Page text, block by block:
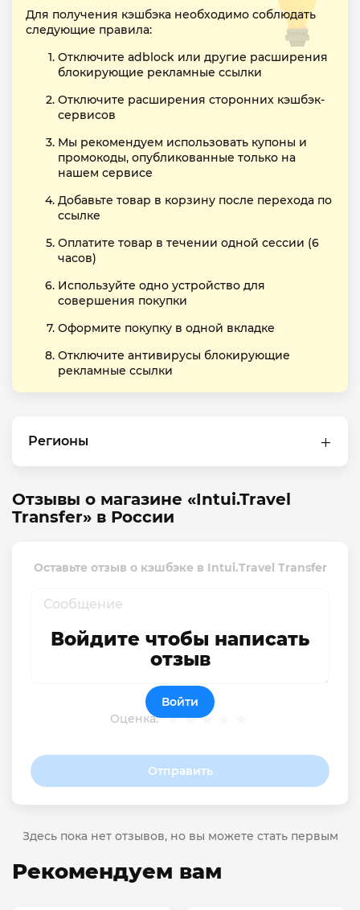
Для получения кэшбэка необходимо соблюдать
следующие правила:
Отключите adblock или другие расширения
блокирующие рекламные ссылки
Отключите расширения сторонних кэшбэк-
сервисов
Мы рекомендуем использовать купоны и
промокоды, опубликованные только на
нашем сервисе
Добавьте товар в корзину после перехода по
ссылке
Оплатите товар в течении одной сессии (6
часов)
Используйте одно устройство для
совершения покупки
Оформите покупку в одной вкладке
Отключите антивирусы блокирующие
рекламные ссылки
Регионы
Отзывы о магазине «Intui.Travel
Transfer» в России
Оставьте отзыв о кэшбэке в Intui.Travel Transfer
Оценка:
Отправить
Войдите чтобы написать
отзыв
Войти
Здесь пока нет отзывов, но вы можете стать первым
Рекомендуем вам